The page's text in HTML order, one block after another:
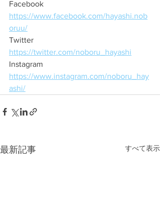
Facebook
https://www.facebook.com/hayashi.nob
oruu/
Twitter
https://twitter.com/noboru_hayashi
Instagram
https://www.instagram.com/noboru_hay
ashi/
最新記事 すべて表示